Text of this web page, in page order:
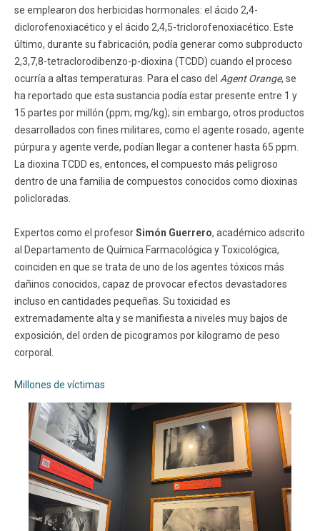
se emplearon dos herbicidas hormonales: el ácido 2,4-
diclorofenoxiacético y el ácido 2,4,5-triclorofenoxiacético. Este
último, durante su fabricación, podía generar como subproducto
2,3,7,8-tetraclorodibenzo-p-dioxina (TCDD) cuando el proceso
ocurría a altas temperaturas. Para el caso del Agent Orange, se
ha reportado que esta sustancia podía estar presente entre 1 y
15 partes por millón (ppm; mg/kg); sin embargo, otros productos
desarrollados con fines militares, como el agente rosado, agente
púrpura y agente verde, podían llegar a contener hasta 65 ppm.
La dioxina TCDD es, entonces, el compuesto más peligroso
dentro de una familia de compuestos conocidos como dioxinas
policloradas.
Expertos como el profesorSimón Guerrero, académico adscrito
al Departamento de Química Farmacológica y Toxicológica,
coinciden en que se trata de uno de los agentes tóxicos más
dañinos conocidos, capaz de provocar efectos devastadores
incluso en cantidades pequeñas. Su toxicidad es
extremadamente alta y se manifiesta a niveles muy bajos de
exposición, del orden de picogramos por kilogramo de peso
corporal.
Millones de víctimas